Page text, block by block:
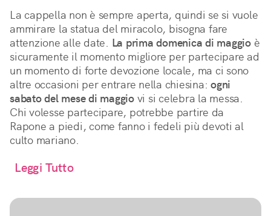
La cappella non è sempre aperta, quindi se si vuole
ammirare la statua del miracolo, bisogna fare
attenzione alle date. La prima domenica di maggioè
sicuramente il momento migliore per partecipare ad
un momento di forte devozione locale, ma ci sono
altre occasioni per entrare nella chiesina: ogni
sabato del mese di maggiovi si celebra la messa.
Chi volesse partecipare, potrebbe partire da
Rapone a piedi, come fanno i fedeli più devoti al
culto mariano.
Leggi Tutto